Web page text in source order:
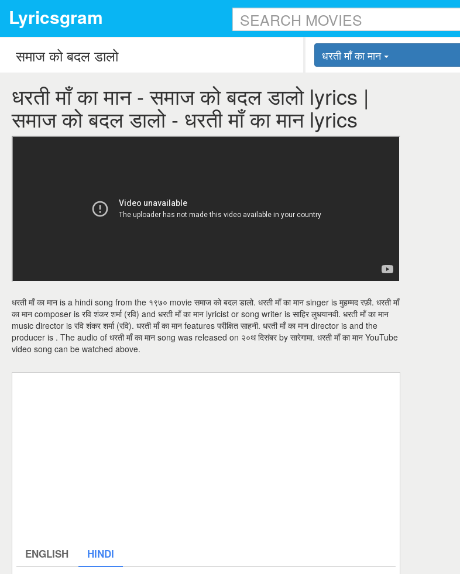
Lyricsgram
धरती माँ का मान
धरती माँ का मान - समाज को बदल डालो lyrics |
समाज को बदल डालो - धरती माँ का मान lyrics
धरती माँ का मान is a hindi song from the १९७० movie समाज को बदल डालो. धरती माँ का मान singer is मुहम्मद रफ़ी. धरती माँ
का मान composer is रवि शंकर शर्मा (रवि) and धरती माँ का मान lyricist or song writer is साहिर लुधयानवी. धरती माँ का मान
music director is रवि शंकर शर्मा (रवि). धरती माँ का मान features परीक्षित साहनी. धरती माँ का मान director is and the
producer is . The audio of धरती माँ का मान song was released on २०थ दिसंबर by सारेगामा. धरती माँ का मान YouTube
video song can be watched above.
ENGLISH HINDI